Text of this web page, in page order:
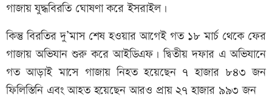
গাজায় যুদ্ধবিরতি ঘোষণা করে ইসরাইল।
কিন্তু বিরতির দু’মাস শেষ হওয়ার আগেই গত ১৮ মার্চ থেকে ফের
গাজায় অভিযান শুরু করে আইডিএফ। দ্বিতীয় দফার এ অভিযানে
গত আড়াই মাসে গাজায় নিহত হয়েছেন ৭ হাজার ৮৪৩ জন
ফিলিস্তিনি এবং আহত হয়েছেন আরও প্রায় ২৭ হাজার ৯৯৩ জন